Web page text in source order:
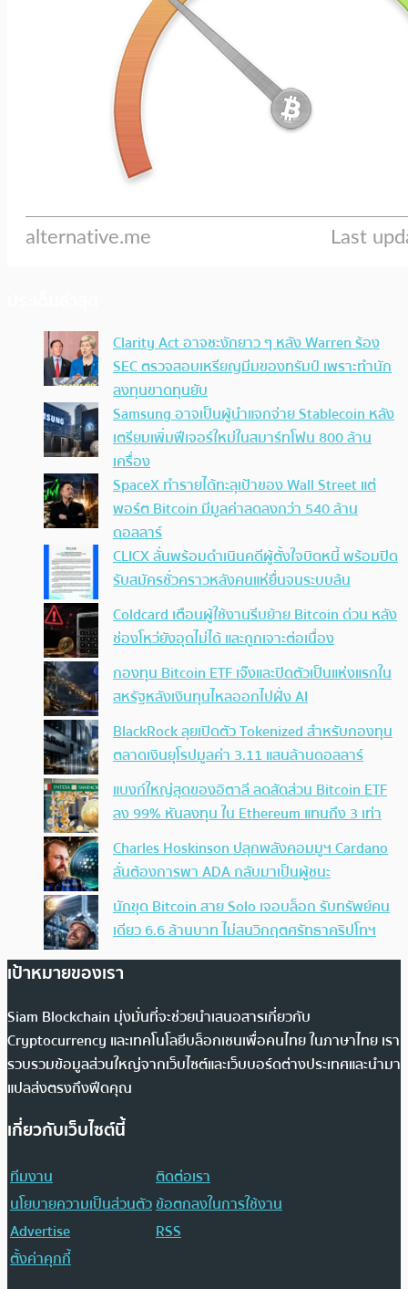
Clarity Act อาจชะงักยาว ๆ หลัง Warren ร้อง
SEC ตรวจสอบเหรียญมีมของทรัมป์ เพราะทำนัก
ลงทุนขาดทุนยับ
Samsung อาจเป็นผู้นำแจกจ่าย Stablecoin หลัง
เตรียมเพิ่มฟีเจอร์ใหม่ในสมาร์ทโฟน 800 ล้าน
เครื่อง
SpaceX ทำรายได้ทะลุเป้าของ Wall Street แต่
พอร์ต Bitcoin มีมูลค่าลดลงกว่า 540 ล้าน
ดอลลาร์
CLICX ลั่นพร้อมดำเนินคดีผู้ตั้งใจบิดหนี้ พร้อมปิด
รับสมัครชั่วคราวหลังคนแห่ยื่นจนระบบล้น
Coldcard เตือนผู้ใช้งานรีบย้าย Bitcoin ด่วน หลัง
ช่องโหว่ยังอุดไม่ได้ และถูกเจาะต่อเนื่อง
กองทุน Bitcoin ETF เจ๊งและปิดตัวเป็นแห่งแรกใน
สหรัฐหลังเงินทุนไหลออกไปฝั่ง AI
BlackRock ลุยเปิดตัว Tokenized สำหรับกองทุน
ตลาดเงินยุโรปมูลค่า 3.11 แสนล้านดอลลาร์
แบงก์ใหญ่สุดของอิตาลี ลดสัดส่วน Bitcoin ETF
ลง 99% หันลงทุน ใน Ethereum แทนถึง 3 เท่า
Charles Hoskinson ปลุกพลังคอมมูฯ Cardano
ลั่นต้องการพา ADA กลับมาเป็นผู้ชนะ
นักขุด Bitcoin สาย Solo เจอบล็อก รับทรัพย์คน
เดียว 6.6 ล้านบาท ไม่สนวิกฤตศรัทธาคริปโทฯ
เป้าหมายของเรา
Siam Blockchain มุ่งมั่นที่จะช่วยนำเสนอสารเกี่ยวกับ
Cryptocurrency และเทคโนโลยีบล็อกเชนเพื่อคนไทย ในภาษาไทย เรา
รวบรวมข้อมูลส่วนใหญ่จากเว็บไซต์และเว็บบอร์ดต่างประเทศและนำมา
แปลส่งตรงถึงฟีดคุณ
เกี่ยวกับเว็บไซต์นี้
ทีมงาน
ติดต่อเรา
นโยบายความเป็นส่วนตัวข้อตกลงในการใช้งาน
Advertise
RSS
ตั้งค่าคุกกี้